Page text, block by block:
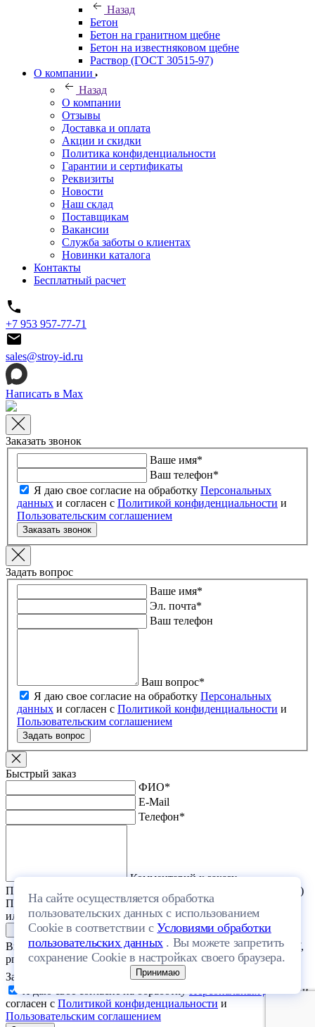
Назад
Бетон
Бетон на гранитном щебне
Бетон на известняковом щебне
Раствор (ГОСТ 30515-97)
О компании
Назад
О компании
Отзывы
Доставка и оплата
Акции и скидки
Политика конфиденциальности
Гарантии и сертификаты
Реквизиты
Новости
Наш склад
Поставщикам
Вакансии
Служба заботы о клиентах
Новинки каталога
Контакты
Бесплатный расчет
+7 953 957-77-71
sales@stroy-id.ru
Написать в Max
Заказать звонок
Ваше имя*
Ваш телефон*
Я даю свое согласие на обработку Персональных
данных и согласен с Политикой конфиденциальности и
Пользовательским соглашением
Заказать звонок
Задать вопрос
Ваше имя*
Эл. почта*
Ваш телефон
Ваш вопрос*
Я даю свое согласие на обработку Персональных
данных и согласен с Политикой конфиденциальности и
Пользовательским соглашением
Задать вопрос
На сайте осуществляется обработка
пользовательских данных с использованием
Cookie в соответствии сУсловиями обработки
пользовательских данных. Вы можете запретить
сохранение Cookie в настройках своего браузера.
Принимаю
Быстрый заказ
ФИО*
E-Mail
Телефон*
Комментарий к заказу
Прикрепить файл (проект дома или список стройматериалов)
Перетащите один или несколько файлов в эту область
или выберите файл на компьютере
Выберите файл с расширением (doc, docx, xls, xlsx, txt, rtf, pdf,
png, jpeg, jpg, gif) и размером, не превышающим 20 МБ.
Загрузить файлы
Персональных данныхи
согласен с Политикой конфиденциальности и
Пользовательским соглашением